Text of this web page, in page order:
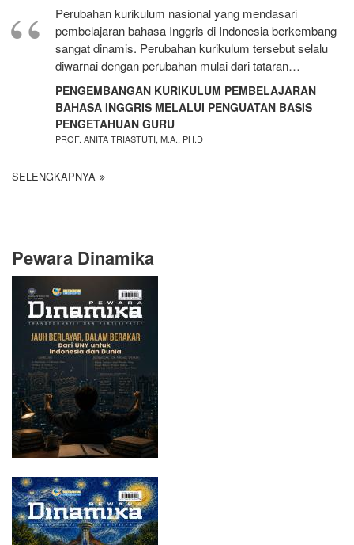
Perubahan kurikulum nasional yang mendasari
pembelajaran bahasa Inggris di Indonesia berkembang
sangat dinamis. Perubahan kurikulum tersebut selalu
diwarnai dengan perubahan mulai dari tataran…
PENGEMBANGAN KURIKULUM PEMBELAJARAN
BAHASA INGGRIS MELALUI PENGUATAN BASIS
PENGETAHUAN GURU
PROF. ANITA TRIASTUTI, M.A., PH.D
SELENGKAPNYA
Pewara Dinamika